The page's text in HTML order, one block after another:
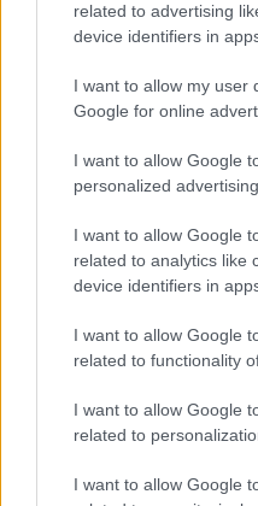
related to advertising
device identifiers in
I want to allow my user
Google for online
I want to allow Google
personalized advertising.
I want to allow Google
related to analytics like
device identifiers in
I want to allow Google
related to functionality
I want to allow Google
related to
I want to allow Google
Olbia, divieto di
Pausa caffè
soluzione
Monte Pino, la
rinascita della
Raid nelle
la rete elettrica
Monte Pino, via